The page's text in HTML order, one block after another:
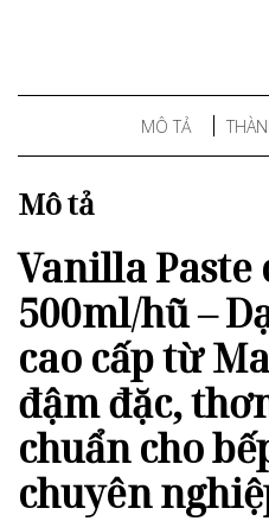
MÔ TẢ
Mô tả
Vanilla Paste
500ml/hũ –
cao cấp từ
đậm đặc,
chuẩn cho
chuyên